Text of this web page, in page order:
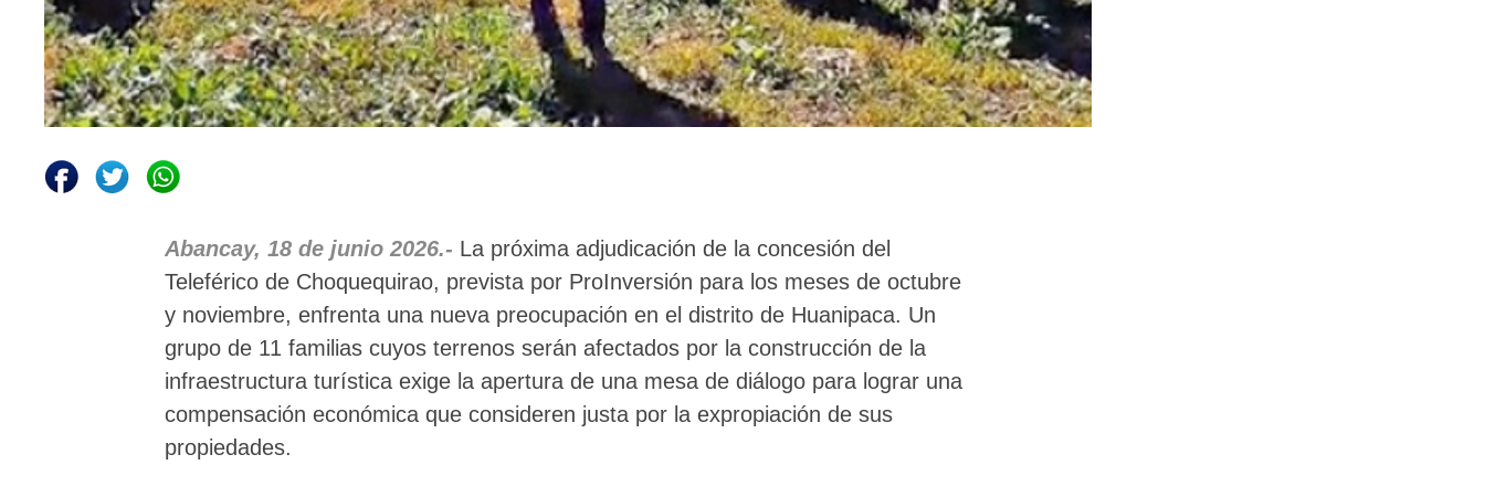
Abancay, 18 de junio 2026.- La próxima adjudicación de la concesión del
Teleférico de Choquequirao, prevista por ProInversión para los meses de octubre
y noviembre, enfrenta una nueva preocupación en el distrito de Huanipaca. Un
grupo de 11 familias cuyos terrenos serán afectados por la construcción de la
infraestructura turística exige la apertura de una mesa de diálogo para lograr una
compensación económica que consideren justa por la expropiación de sus
propiedades.